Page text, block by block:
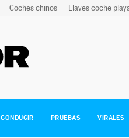
Coches chinos Llaves coche
CONDUCIR PRUEBAS VIRALES